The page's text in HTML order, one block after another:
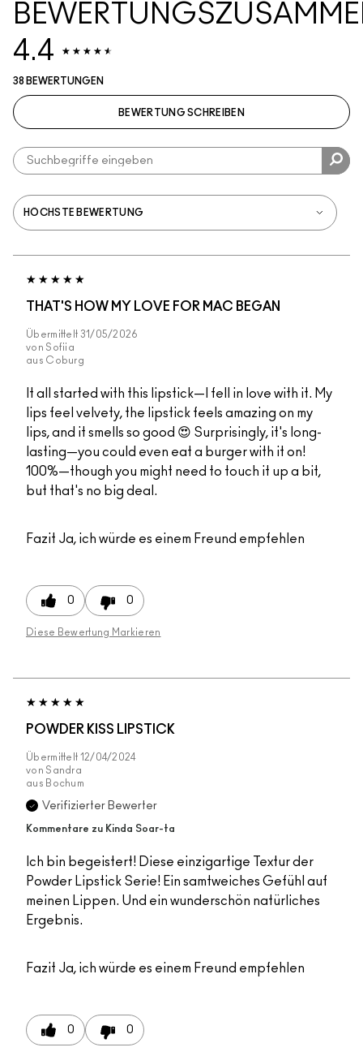
4.4
38 BEWERTUNGEN
BEWERTUNG SCHREIBEN
THAT'S HOW MY LOVE FOR MAC BEGAN
Übermittelt 31/05/2026
von Sofiia
aus Coburg
It all started with this lipstick—I fell in love with it. My
lips feel velvety, the lipstick feels amazing on my
lips, and it smells so good 😍 Surprisingly, it's long-
lasting—you could even eat a burger with it on!
100%—though you might need to touch it up a bit,
but that's no big deal.
Fazit Ja, ich würde es einem Freund empfehlen
0 0
Diese Bewertung Markieren
POWDER KISS LIPSTICK
Übermittelt 12/04/2024
von Sandra
aus Bochum
Verifizierter Bewerter
Kommentare zu Kinda Soar-ta
Ich bin begeistert! Diese einzigartige Textur der
Powder Lipstick Serie! Ein samtweiches Gefühl auf
meinen Lippen. Und ein wunderschön natürliches
Ergebnis.
Fazit Ja, ich würde es einem Freund empfehlen
0 0